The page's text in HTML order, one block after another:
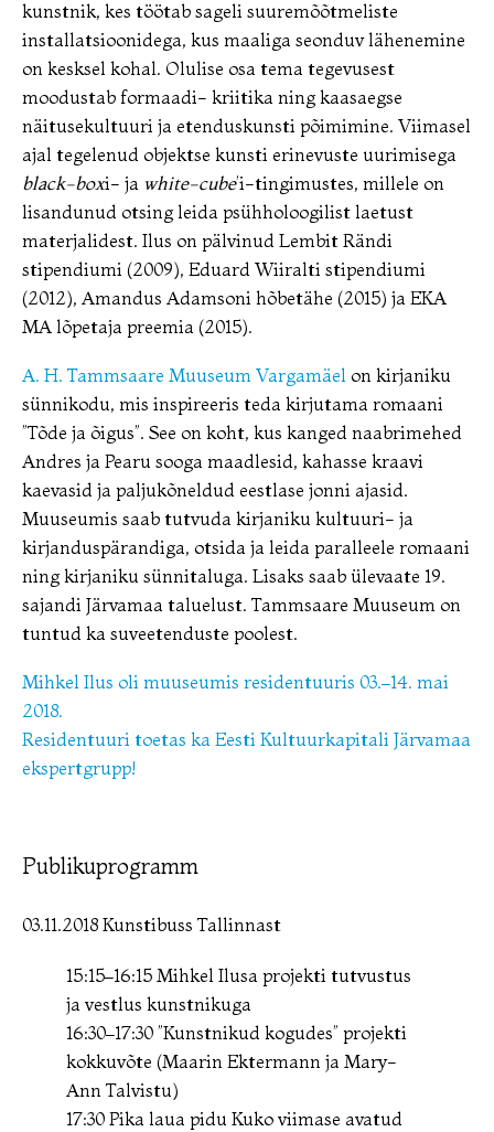
kunstnik, kes töötab sageli suuremõõtmeliste
installatsioonidega, kus maaliga seonduv lähenemine
on kesksel kohal. Olulise osa tema tegevusest
moodustab formaadi- kriitika ning kaasaegse
näitusekultuuri ja etenduskunsti põimimine. Viimasel
ajal tegelenud objektse kunsti erinevuste uurimisega
black-boxi- ja white-cube’i-tingimustes, millele on
lisandunud otsing leida psühholoogilist laetust
materjalidest. Ilus on pälvinud Lembit Rändi
stipendiumi (2009), Eduard Wiiralti stipendiumi
(2012), Amandus Adamsoni hõbetähe (2015) ja EKA
MA lõpetaja preemia (2015).
A. H. Tammsaare Muuseum Vargamäel on kirjaniku
sünnikodu, mis inspireeris teda kirjutama romaani
”Tõde ja õigus”. See on koht, kus kanged naabrimehed
Andres ja Pearu sooga maadlesid, kahasse kraavi
kaevasid ja paljukõneldud eestlase jonni ajasid.
Muuseumis saab tutvuda kirjaniku kultuuri- ja
kirjanduspärandiga, otsida ja leida paralleele romaani
ning kirjaniku sünnitaluga. Lisaks saab ülevaate 19.
sajandi Järvamaa taluelust. Tammsaare Muuseum on
tuntud ka suveetenduste poolest.
Mihkel Ilus oli muuseumis residentuuris 03.–14. mai
2018.
Residentuuri toetas ka Eesti Kultuurkapitali Järvamaa
ekspertgrupp!
Publikuprogramm
03.11.2018 Kunstibuss Tallinnast
15:15–16:15 Mihkel Ilusa projekti tutvustus
ja vestlus kunstnikuga
16:30–17:30 ”Kunstnikud kogudes” projekti
kokkuvõte (Maarin Ektermann ja Mary-
Ann Talvistu)
17:30 Pika laua pidu Kuko viimase avatud